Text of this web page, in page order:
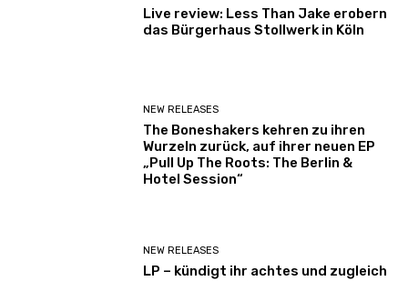
Live review: Less Than Jake erobern
das Bürgerhaus Stollwerk in Köln
NEW RELEASES
The Boneshakers kehren zu ihren
Wurzeln zurück, auf ihrer neuen EP
„Pull Up The Roots: The Berlin &
Hotel Session“
NEW RELEASES
LP – kündigt ihr achtes und zugleich